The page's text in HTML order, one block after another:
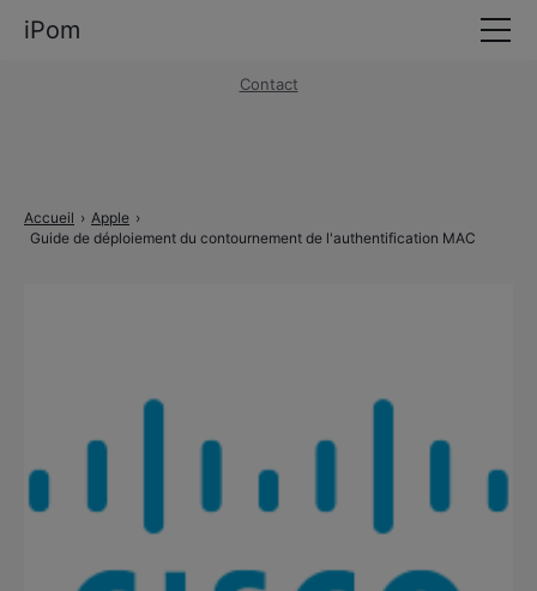
Accueil › Apple ›
Guide de déploiement du contournement de l'authentification MAC
iPom
Trading & Bourse
Contact